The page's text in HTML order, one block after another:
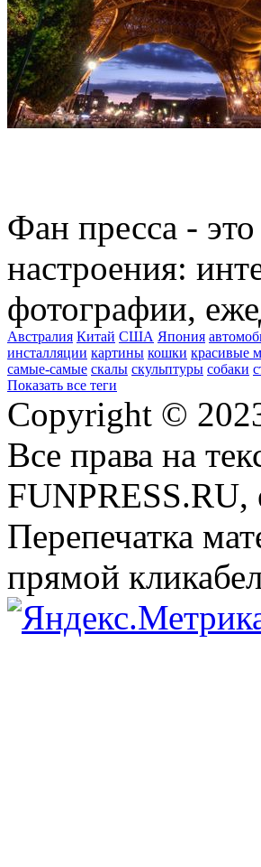
Фан пресса -
настроения:
фотографии,
Австралия Китай США Япония
инсталляции картины кошки красивые
самые-самые скалы скульптуры собаки
Показать все теги
Copyright ©
Все права на
FUNPRESS.RU,
Перепечатка
прямой